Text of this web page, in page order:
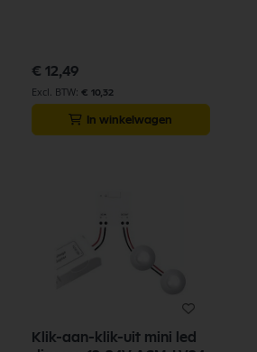
€ 12,49
€ 10,32
In winkelwagen
Klik-aan-klik-uit mini led